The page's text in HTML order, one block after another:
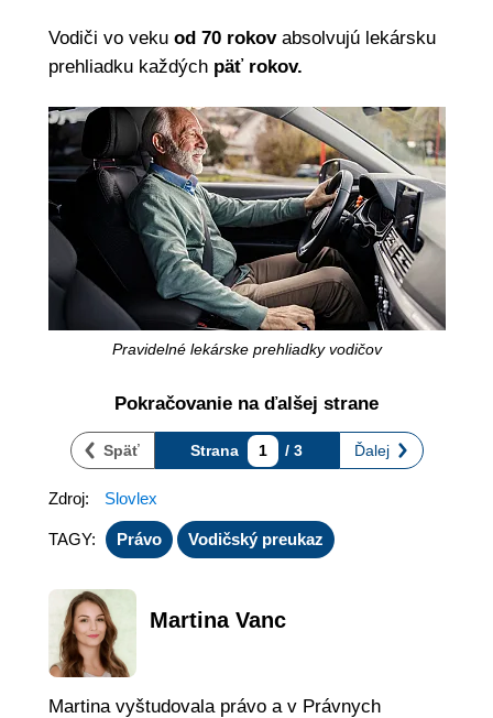
Vodiči vo veku od 70 rokovabsolvujú lekársku
prehliadku každých päť rokov.
Pravidelné lekárske prehliadky vodičov
Pokračovanie na ďalšej strane
Späť Strana 1 / 3 Ďalej
Zdroj: Slovlex
TAGY: Právo Vodičský preukaz
Martina Vanc
Martina vyštudovala právo a v Právnych